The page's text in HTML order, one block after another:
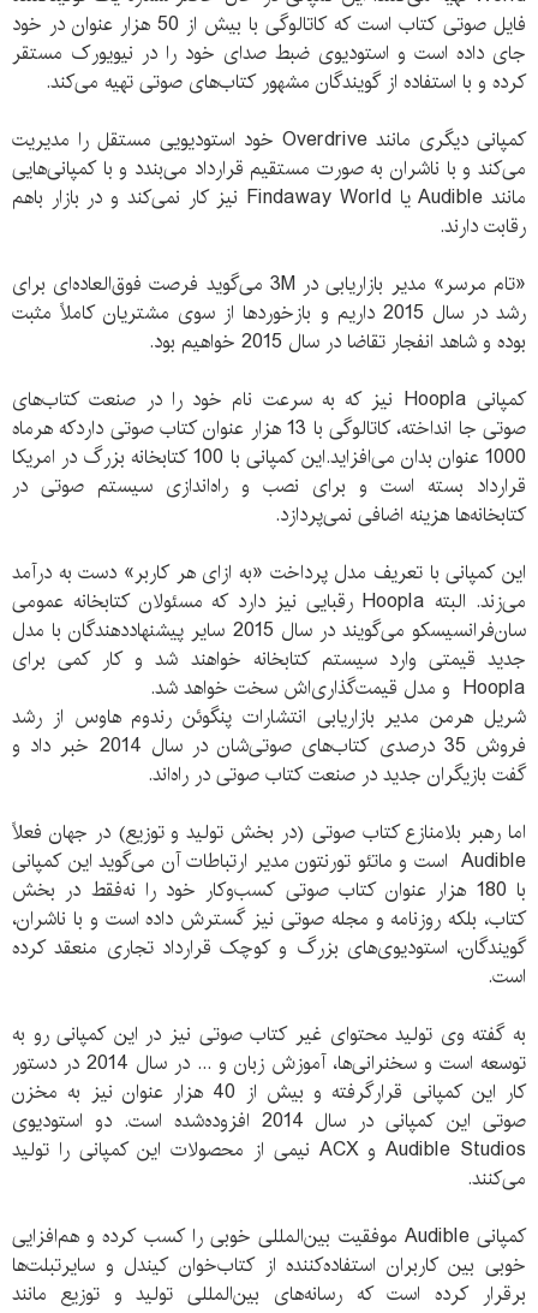
فایل صوتی کتاب است که کاتالوگی با بیش از 50 هزار عنوان در خود
جای داده است و استودیوی ضبط صدای خود را در نیویورک مستقر
کرده و با استفاده از گویندگان مشهور کتاب‌های صوتی تهیه می‌کند.
کمپانی دیگری مانند Overdrive خود استودیویی مستقل را مدیریت
می‌کند و با ناشران به صورت مستقیم قرارداد می‌بندد و با کمپانی‌هایی
مانند Audible یا Findaway World نیز کار نمی‌کند و در بازار باهم
رقابت دارند.
«تام مرسر» مدیر بازاریابی در 3M می‌گوید فرصت فوق‌العاده‌ای برای
رشد در سال 2015 داریم و بازخوردها از سوی مشتریان کاملاً مثبت
بوده و شاهد انفجار تقاضا در سال 2015 خواهیم بود.
کمپانی Hoopla نیز که به سرعت نام خود را در صنعت کتاب‌های
صوتی جا انداخته، کاتالوگی با 13 هزار عنوان کتاب صوتی داردکه هرماه
1000 عنوان بدان می‌افزاید.این کمپانی با 100 کتابخانه بزرگ در امریکا
قرارداد بسته است و برای نصب و راه‌اندازی سیستم صوتی در
کتابخانه‌ها هزینه اضافی نمی‌پردازد.
این کمپانی با تعریف مدل پرداخت «به ازای هر کاربر» دست به درآمد
می‌زند. البته Hoopla رقبایی نیز دارد که مسئولان کتابخانه عمومی
سان‌فرانسیسکو می‌گویند در سال 2015 سایر پیشنهاددهندگان با مدل
جدید قیمتی وارد سیستم کتابخانه خواهند شد و کار کمی برای
Hoopla و مدل قیمت‌گذاری‌اش سخت خواهد شد.
شریل هرمن مدیر بازاریابی انتشارات پنگوئن رندوم هاوس از رشد
فروش 35 درصدی کتاب‌های صوتی‌شان در سال 2014 خبر داد و
گفت بازیگران جدید در صنعت کتاب صوتی در راه‌اند.
اما رهبر بلامنازع کتاب صوتی (در بخش تولید و توزیع) در جهان فعلاً
Audible است و ماتئو تورنتون مدیر ارتباطات آن می‌گوید این کمپانی
با 180 هزار عنوان کتاب صوتی کسب‌وکار خود را نه‌فقط در بخش
کتاب، بلکه روزنامه و مجله صوتی نیز گسترش داده است و با ناشران،
گویندگان، استودیوی‌های بزرگ و کوچک قرارداد تجاری منعقد کرده
است.
به گفته وی تولید محتوای غیر کتاب صوتی نیز در این کمپانی رو به
توسعه است و سخنرانی‌ها، آموزش زبان و ... در سال 2014 در دستور
کار این کمپانی قرارگرفته و بیش از 40 هزار عنوان نیز به مخزن
صوتی این کمپانی در سال 2014 افزوده‌شده است. دو استودیوی
Audible Studios و ACX نیمی از محصولات این کمپانی را تولید
می‌کنند.
کمپانی Audible موفقیت بین‌المللی خوبی را کسب کرده و هم‌افزایی
خوبی بین کاربران استفاده‌کننده از کتاب‌خوان کیندل و سایرتبلت‌ها
برقرار کرده است که رسانه‌های بین‌المللی تولید و توزیع مانند